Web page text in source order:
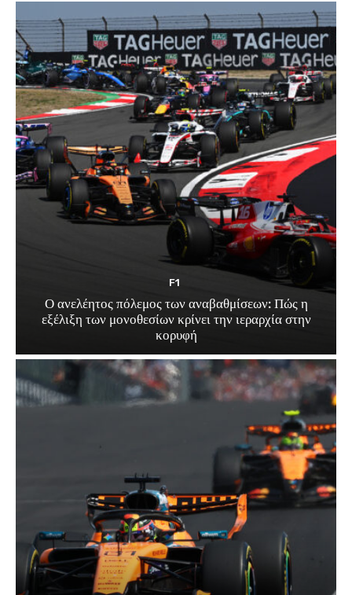
F1
Ο ανελέητος πόλεμος των αναβαθμίσεων: Πώς η
εξέλιξη των μονοθεσίων κρίνει την ιεραρχία στην
κορυφή